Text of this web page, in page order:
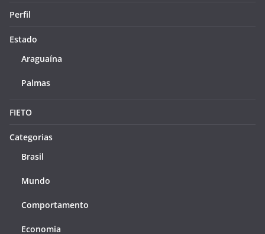
Perfil
Estado
Araguaína
Palmas
FIETO
Categorias
Brasil
Mundo
Comportamento
Economia